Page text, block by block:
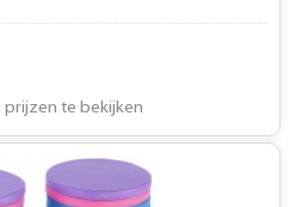
prijzen te bekijken